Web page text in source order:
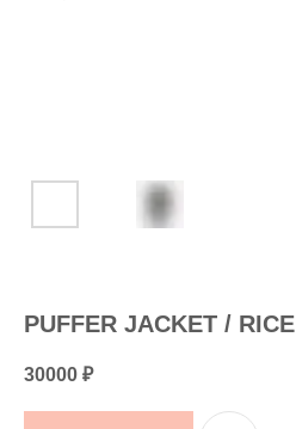
PUFFER JACKET / RICE
30000 ₽